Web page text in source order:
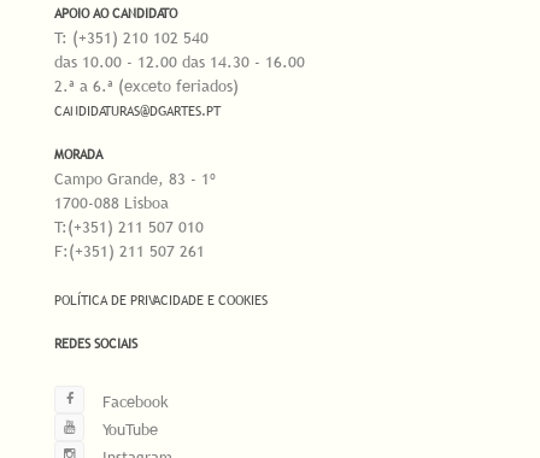
APOIO AO CANDIDATO
T: (+351) 210 102 540
das 10.00 - 12.00 das 14.30 - 16.00
2.ª a 6.ª (exceto feriados)
CANDIDATURAS@DGARTES.PT
MORADA
Campo Grande, 83 - 1º
1700-088 Lisboa
T:(+351) 211 507 010
F:(+351) 211 507 261
POLÍTICA DE PRIVACIDADE E COOKIES
REDES SOCIAIS
Facebook
YouTube